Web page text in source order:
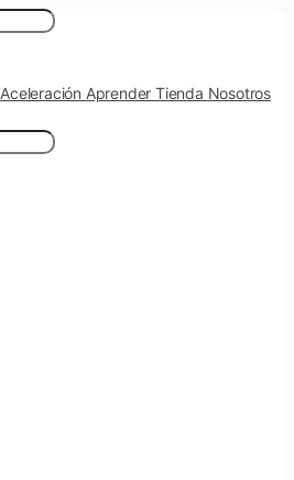
Aceleración AprenderTienda Nosotros